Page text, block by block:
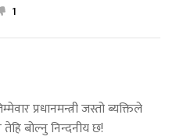
1
प्रधानमन्त्री जस्तो ब्यक्तिले
बोल्नु निन्दनीय छ!